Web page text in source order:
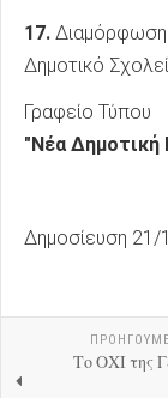
17. Διαμόρφωση
Δημοτικό
Γραφείο Τύπου
"Νέα Δημοτική
Δημοσίευση 21/
Το ΟΧΙ της